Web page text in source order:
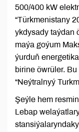
500/400 kW
“Türkmenistany
ykdysady taýdan
maýa goýum
ýurduň
birine öwrüler.
“Neýtralnyý
Şeýle hem
Lebap